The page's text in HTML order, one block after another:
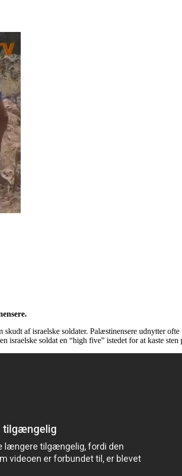
af israelske soldater. Palæstinensere udnytter
soldat en “high five” istedet for at kaste sten